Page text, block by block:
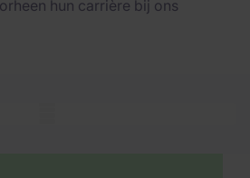
hun carrière bij ons